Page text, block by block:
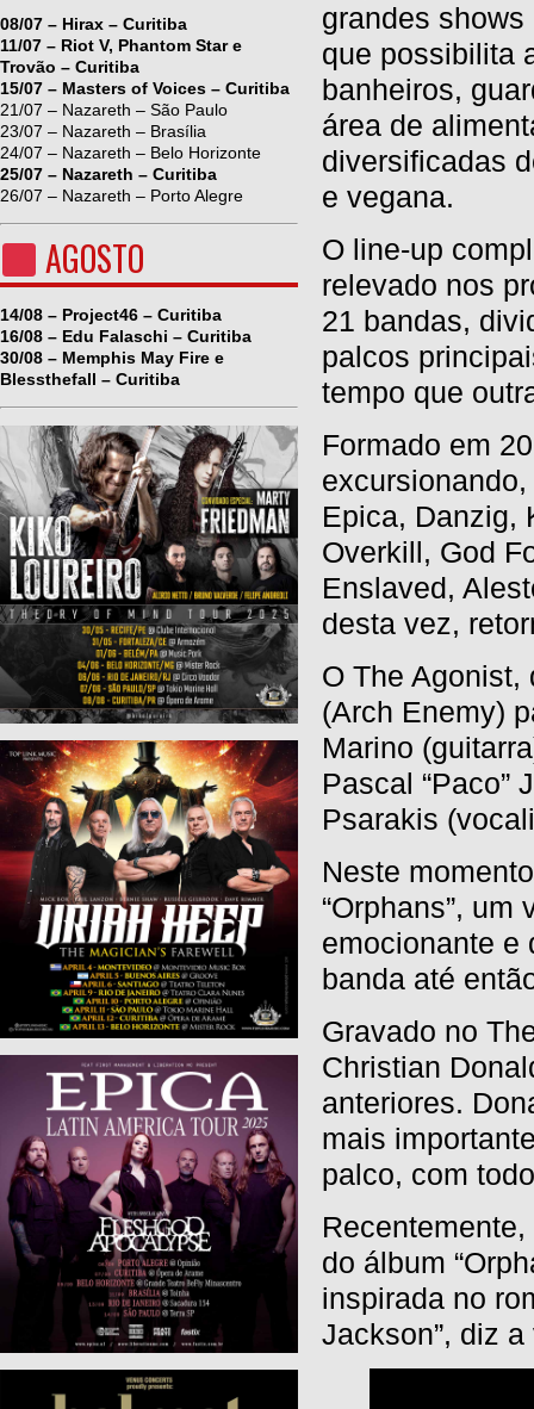
08/07 – Hirax – Curitiba
11/07 – Riot V, Phantom Star e
Trovão – Curitiba
15/07 – Masters of Voices – Curitiba
21/07 – Nazareth – São Paulo
23/07 – Nazareth – Brasília
24/07 – Nazareth – Belo Horizonte
25/07 – Nazareth – Curitiba
26/07 – Nazareth – Porto Alegre
AGOSTO
14/08 – Project46 – Curitiba
16/08 – Edu Falaschi – Curitiba
30/08 – Memphis May Fire e
Blessthefall – Curitiba
grandes
que possibilita
banheiros,
área de
diversificadas
e vegana.
O line-up
relevado nos
21 bandas,
palcos
tempo que
Formado em
Epica, Danzig,
Overkill, God
Enslaved,
desta vez,
O The Agonist,
(Arch Enemy)
Marino
Pascal “Paco”
Psarakis
Neste
“Orphans”,
emocionante e
banda até
Gravado no
Christian
anteriores.
mais
palco, com
do álbum
inspirada no
Jackson”, diz